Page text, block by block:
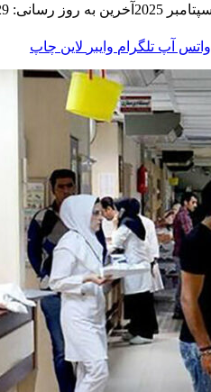
آخرین به روز رسانی: 29 سپتامبر 2025
واتس آپ تلگرام وایبر لاین چاپ